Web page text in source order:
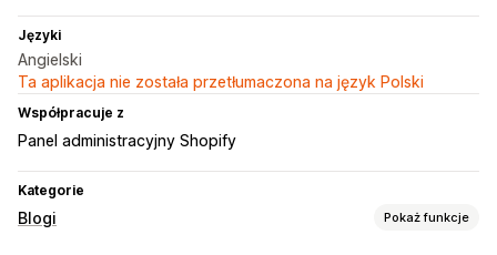
Języki
Angielski
Ta aplikacja nie została przetłumaczona na język Polski
Współpracuje z
Panel administracyjny Shopify
Kategorie
Blogi Pokaż funkcje